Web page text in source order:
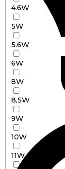
4.6W
5W
5.6W
6W
8W
8,5W
9W
10W
11W